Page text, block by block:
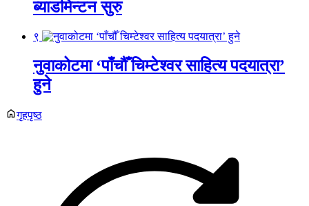
ब्याडमिन्टन सुरु
९
नुवाकोटमा ‘पाँचौँ चिम्टेश्वर साहित्य पदयात्रा’
हुने
गृहपृष्ठ